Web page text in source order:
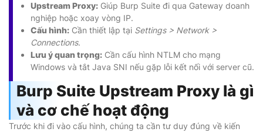
Upstream Proxy: Giúp Burp Suite đi qua Gateway doanh
nghiệp hoặc xoay vòng IP.
Cấu hình: Cần thiết lập tại Settings > Network >
Connections.
Lưu ý quan trọng: Cần cấu hình NTLM cho mạng
Windows và tắt Java SNI nếu gặp lỗi kết nối với server cũ.
Burp Suite Upstream Proxy là gì
và cơ chế hoạt động
Trước khi đi vào cấu hình, chúng ta cần tư duy đúng về kiến